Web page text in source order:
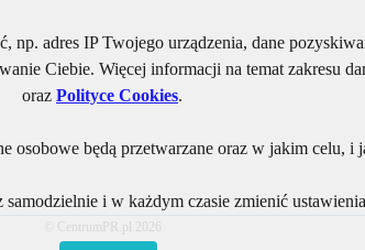
© CentrumPR.pl 2026
adres IP Twojego urządzenia, dane
Ciebie. Więcej informacji na temat zakresu
oraz Polityce Cookies.
będą przetwarzane oraz w jakim celu,
i w każdym czasie zmienić